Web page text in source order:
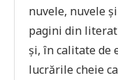
nuvele, nuvele
pagini din
și, în calitate de
lucrările cheie